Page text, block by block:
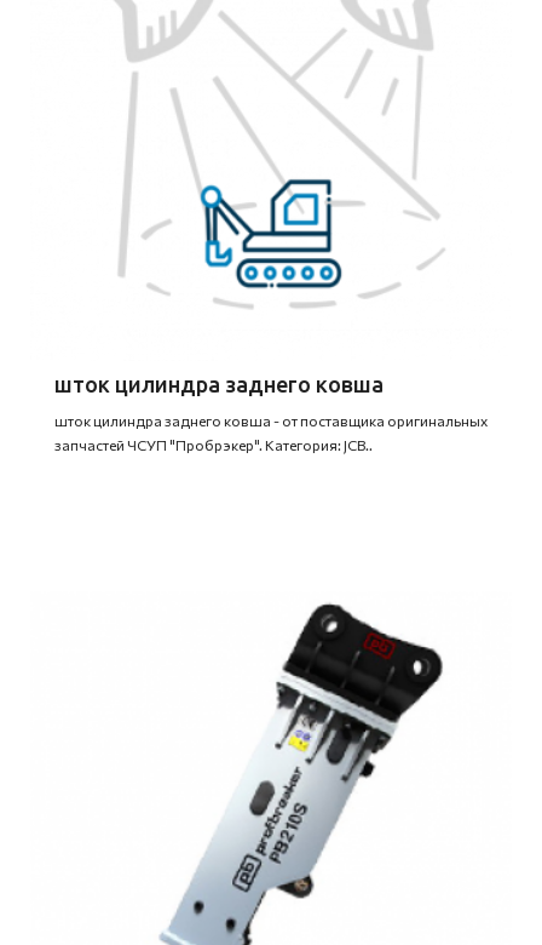
шток цилиндра заднего ковша
шток цилиндра заднего ковша - от поставщика оригинальных
запчастей ЧСУП "Пробрэкер". Категория: JCB..